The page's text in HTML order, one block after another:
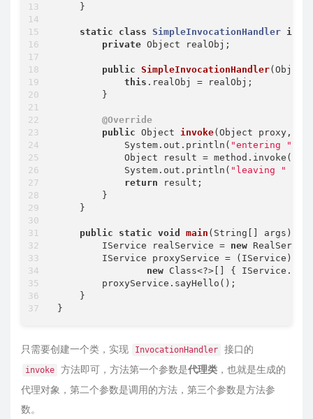
    }
static class SimpleInvocationHandler
private Object realObj;
public SimpleInvocationHandler
this .realObj = realObj;
        }
@Override
public Object invoke(Object proxy,
            System.out.println(
"entering "
Object result =
            System.out.println(
"leaving "
return result;
        }
    }
public static void main (String[] args)
        IService realService =
new
IService proxyService = (IService)
new Class<?>[] {
        proxyService.sayHello();
    }
只需要创建一个类，实现 InvocationHandler 接口的
invoke 方法即可，方法第一个参数是代理类 ，也就是生成的
代理对象，第二个参数是调用的方法，第三个参数是方法参
数。